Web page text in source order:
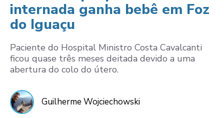
internada ganha bebê em Foz
do Iguaçu
Paciente do Hospital Ministro Costa Cavalcanti
ficou quase três meses deitada devido a uma
abertura do colo do útero.
Guilherme Wojciechowski